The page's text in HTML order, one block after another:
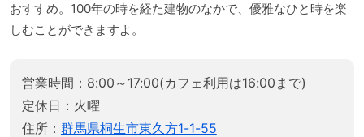
おすすめ。100年の時を経た建物のなかで、優雅なひと時を楽
しむことができますよ。
営業時間：8:00～17:00(カフェ利用は16:00まで)
定休日：火曜
住所： 群馬県桐生市東久方1-1-55